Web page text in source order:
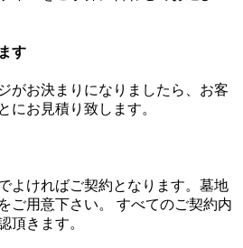
す
がお決まりになりましたら、お客
にお見積り致します。
よければご契約となります。墓地
ご用意下さい。 すべてのご契約内
頂きます。